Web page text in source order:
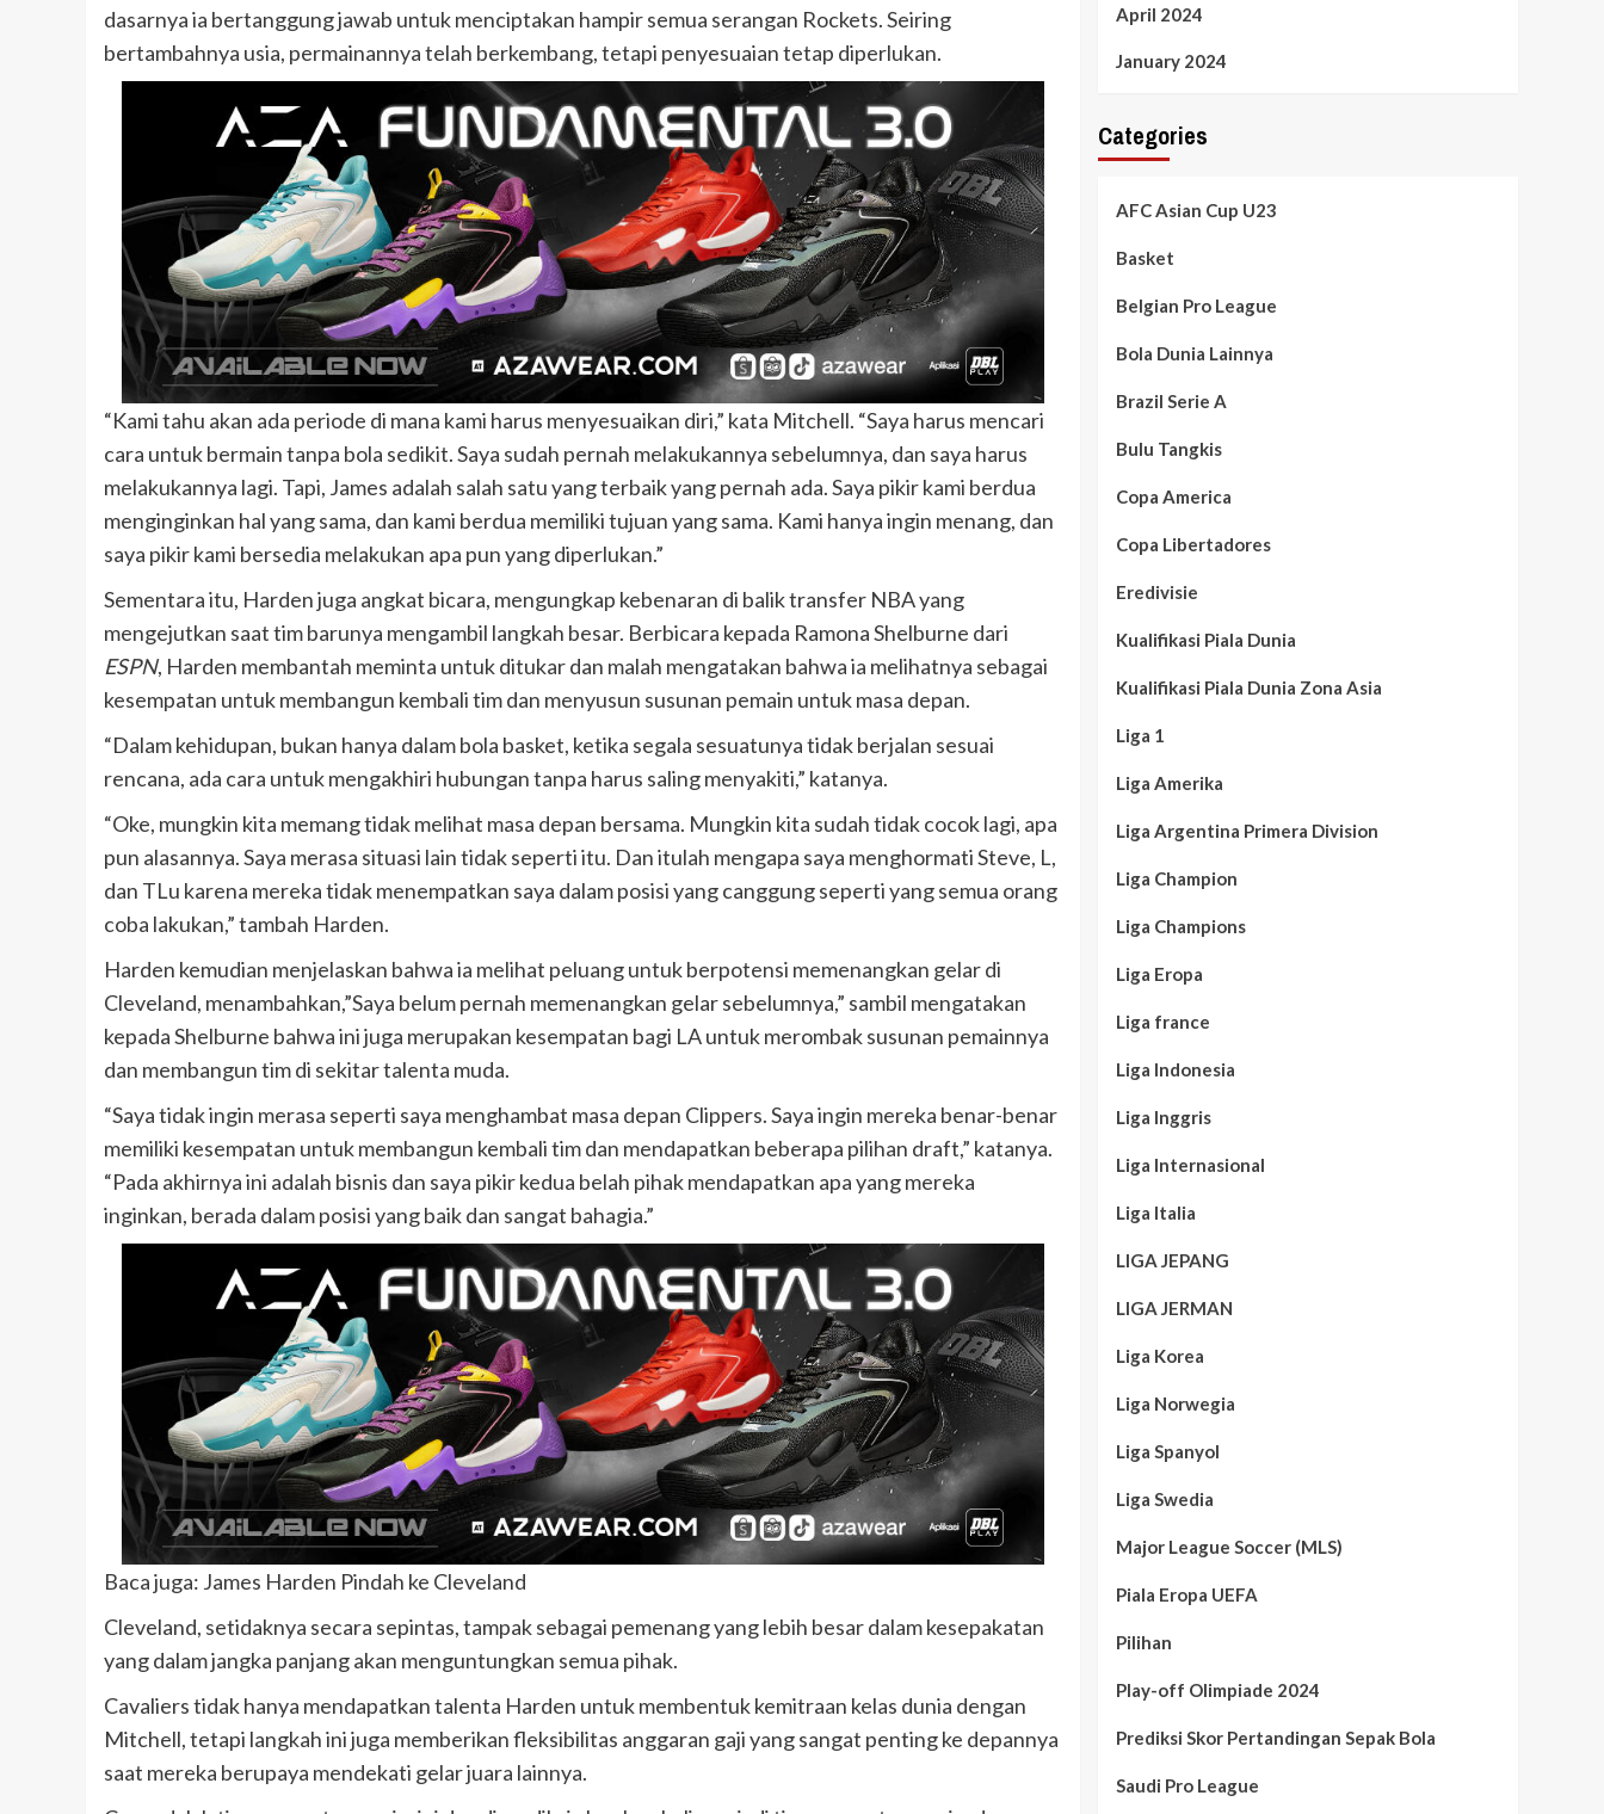
dasarnya ia bertanggung jawab untuk menciptakan hampir semua serangan Rockets. Seiring
bertambahnya usia, permainannya telah berkembang, tetapi penyesuaian tetap diperlukan.
“Kami tahu akan ada periode di mana kami harus menyesuaikan diri,” kata Mitchell. “Saya harus mencari
cara untuk bermain tanpa bola sedikit. Saya sudah pernah melakukannya sebelumnya, dan saya harus
melakukannya lagi. Tapi, James adalah salah satu yang terbaik yang pernah ada. Saya pikir kami berdua
menginginkan hal yang sama, dan kami berdua memiliki tujuan yang sama. Kami hanya ingin menang, dan
saya pikir kami bersedia melakukan apa pun yang diperlukan.”
Sementara itu, Harden juga angkat bicara, mengungkap kebenaran di balik transfer NBA yang
mengejutkan saat tim barunya mengambil langkah besar. Berbicara kepada Ramona Shelburne dari
ESPN, Harden membantah meminta untuk ditukar dan malah mengatakan bahwa ia melihatnya sebagai
kesempatan untuk membangun kembali tim dan menyusun susunan pemain untuk masa depan.
“Dalam kehidupan, bukan hanya dalam bola basket, ketika segala sesuatunya tidak berjalan sesuai
rencana, ada cara untuk mengakhiri hubungan tanpa harus saling menyakiti,” katanya.
“Oke, mungkin kita memang tidak melihat masa depan bersama. Mungkin kita sudah tidak cocok lagi, apa
pun alasannya. Saya merasa situasi lain tidak seperti itu. Dan itulah mengapa saya menghormati Steve, L,
dan TLu karena mereka tidak menempatkan saya dalam posisi yang canggung seperti yang semua orang
coba lakukan,” tambah Harden.
Harden kemudian menjelaskan bahwa ia melihat peluang untuk berpotensi memenangkan gelar di
Cleveland, menambahkan,”Saya belum pernah memenangkan gelar sebelumnya,” sambil mengatakan
kepada Shelburne bahwa ini juga merupakan kesempatan bagi LA untuk merombak susunan pemainnya
dan membangun tim di sekitar talenta muda.
“Saya tidak ingin merasa seperti saya menghambat masa depan Clippers. Saya ingin mereka benar-benar
memiliki kesempatan untuk membangun kembali tim dan mendapatkan beberapa pilihan draft,” katanya.
“Pada akhirnya ini adalah bisnis dan saya pikir kedua belah pihak mendapatkan apa yang mereka
inginkan, berada dalam posisi yang baik dan sangat bahagia.”
Baca juga: James Harden Pindah ke Cleveland
Cleveland, setidaknya secara sepintas, tampak sebagai pemenang yang lebih besar dalam kesepakatan
yang dalam jangka panjang akan menguntungkan semua pihak.
Cavaliers tidak hanya mendapatkan talenta Harden untuk membentuk kemitraan kelas dunia dengan
Mitchell, tetapi langkah ini juga memberikan fleksibilitas anggaran gaji yang sangat penting ke depannya
saat mereka berupaya mendekati gelar juara lainnya.
April 2024
January 2024
Categories
AFC Asian Cup U23
Basket
Belgian Pro League
Bola Dunia Lainnya
Brazil Serie A
Bulu Tangkis
Copa America
Copa Libertadores
Eredivisie
Kualifikasi Piala Dunia
Kualifikasi Piala Dunia Zona Asia
Liga 1
Liga Amerika
Liga Argentina Primera Division
Liga Champion
Liga Champions
Liga Eropa
Liga france
Liga Indonesia
Liga Inggris
Liga Internasional
Liga Italia
LIGA JEPANG
LIGA JERMAN
Liga Korea
Liga Norwegia
Liga Spanyol
Liga Swedia
Major League Soccer (MLS)
Piala Eropa UEFA
Pilihan
Play-off Olimpiade 2024
Prediksi Skor Pertandingan Sepak Bola
Saudi Pro League